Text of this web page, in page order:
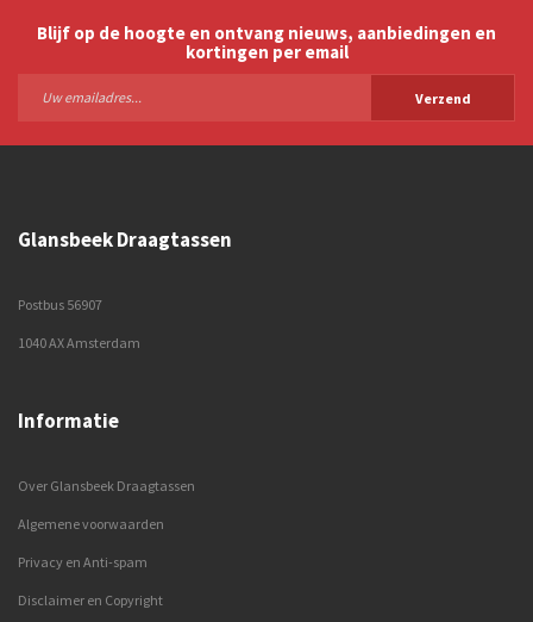
Blijf op de hoogte en ontvang nieuws, aanbiedingen en
kortingen per email
Verzend
Glansbeek Draagtassen
Postbus 56907
1040 AX Amsterdam
Informatie
Over Glansbeek Draagtassen
Algemene voorwaarden
Privacy en Anti-spam
Disclaimer en Copyright